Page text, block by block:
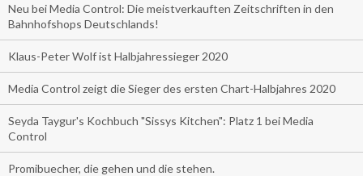
Neu bei Media Control: Die meistverkauften Zeitschriften in den
Bahnhofshops Deutschlands!
Klaus-Peter Wolf ist Halbjahressieger 2020
Media Control zeigt die Sieger des ersten Chart-Halbjahres 2020
Seyda Taygur's Kochbuch "Sissys Kitchen": Platz 1 bei Media
Control
Promibuecher, die gehen und die stehen.